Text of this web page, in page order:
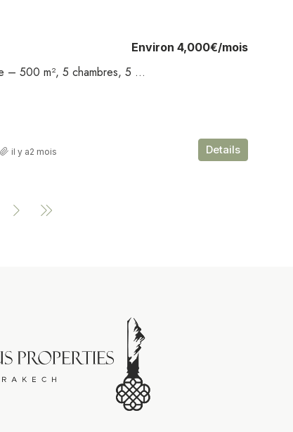
Villa moderne meublée – 500 m², 5 chambres, 5 sdb, double salon, piscine, hammam – Agdal
Environ 4,000€/mois
Details
il y a2 mois